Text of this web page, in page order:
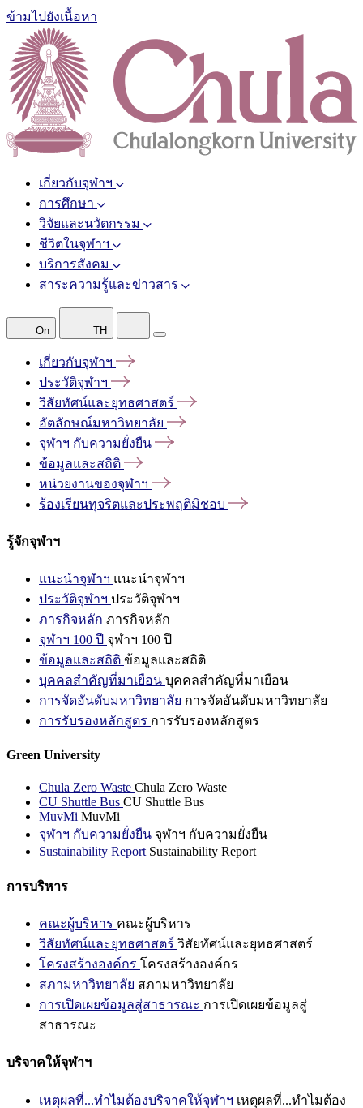
ข้ามไปยังเนื้อหา
เกี่ยวกับจุฬาฯ
การศึกษา
วิจัยและนวัตกรรม
ชีวิตในจุฬาฯ
บริการสังคม
สาระความรู้และข่าวสาร
On TH
เกี่ยวกับจุฬาฯ
ประวัติจุฬาฯ
วิสัยทัศน์และยุทธศาสตร์
อัตลักษณ์มหาวิทยาลัย
จุฬาฯ กับความยั่งยืน
ข้อมูลและสถิติ
หน่วยงานของจุฬาฯ
ร้องเรียนทุจริตและประพฤติมิชอบ
รู้จักจุฬาฯ
แนะนำจุฬาฯ แนะนำจุฬาฯ
ประวัติจุฬาฯ ประวัติจุฬาฯ
ภารกิจหลัก ภารกิจหลัก
จุฬาฯ 100 ปี จุฬาฯ 100 ปี
ข้อมูลและสถิติ ข้อมูลและสถิติ
บุคคลสำคัญที่มาเยือน บุคคลสำคัญที่มาเยือน
การจัดอันดับมหาวิทยาลัย การจัดอันดับมหาวิทยาลัย
การรับรองหลักสูตร การรับรองหลักสูตร
Green University
Chula Zero Waste Chula Zero Waste
CU Shuttle Bus CU Shuttle Bus
MuvMi MuvMi
จุฬาฯ กับความยั่งยืน จุฬาฯ กับความยั่งยืน
Sustainability Report Sustainability Report
การบริหาร
คณะผู้บริหาร คณะผู้บริหาร
วิสัยทัศน์และยุทธศาสตร์ วิสัยทัศน์และยุทธศาสตร์
โครงสร้างองค์กร โครงสร้างองค์กร
สภามหาวิทยาลัย สภามหาวิทยาลัย
การเปิดเผยข้อมูลสู่สาธารณะ การเปิดเผยข้อมูลสู่
สาธารณะ
บริจาคให้จุฬาฯ
เหตุผลที่...ทำไมต้องบริจาคให้จุฬาฯ เหตุผลที่...ทำไมต้อง